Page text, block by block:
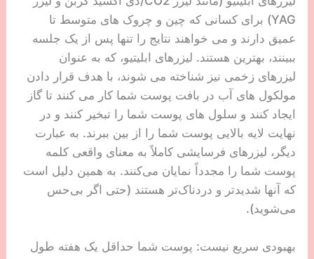
کوچک و پلاکت های خون و فاکتورهای رشد خود سوراخ
می کند تا به طور جدی کلاژن شما را تقویت کند. در
نتیجه میکرونیدلینگ می تواند درمان قطعی چروک دور
چشم شما باشد.
9. درمان قطعی چروک دور چشم با لیزر
لیزرهای لایه بردار یکی از موثرترین درمان ها برای صاف
کردن چین و چروک و خطوط ریز دور چشم است.
لیزرهای بازسازی کننده برای تحریک تولید کلاژن در
پوست شما کار می کنند، اما در دو گروه شدت مجزا قرار
می گیرند: فرسایشی و غیر فرسایشی. در اینجا یک تفکیک
سریع وجود دارد:
درمان های لیزر ابلیتیو: